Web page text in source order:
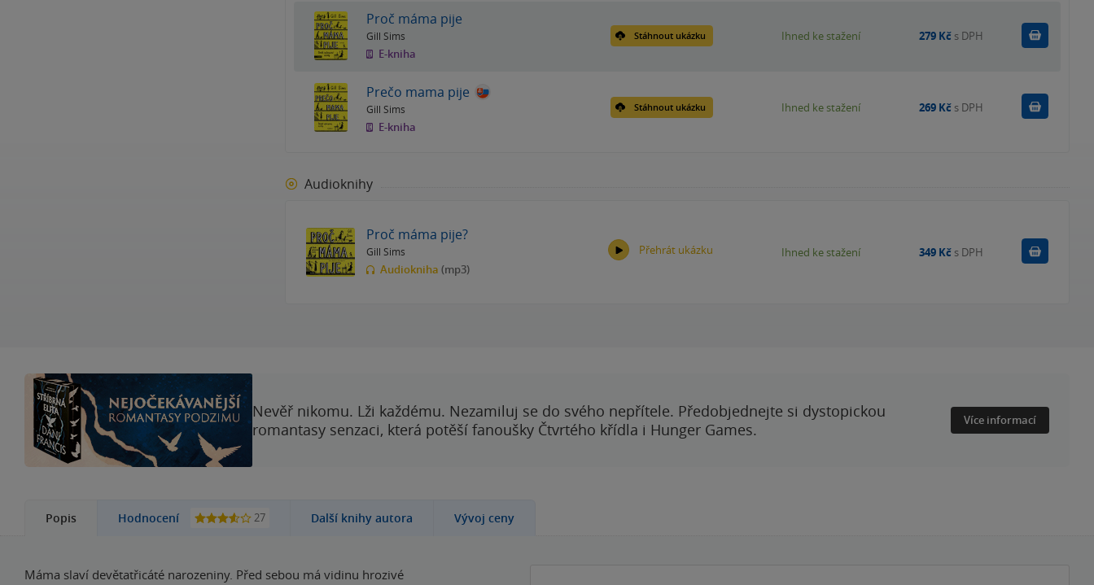
Proč máma pije
Gill Sims
E-kniha
Stáhnout ukázku Ihned ke stažení 279 Kč s DPH Koupit
Prečo mama pije
Gill Sims
E-kniha
Stáhnout ukázku Ihned ke stažení 269 Kč s DPH Koupit
Audioknihy
Proč máma pije?
Gill Sims
Audiokniha (mp3)
Přehrát ukázku Ihned ke stažení 349 Kč s DPH Koupit
Nevěř nikomu. Lži každému. Nezamiluj se do svého nepřítele. Předobjednejte si dystopickou
romantasy senzaci, která potěší fanoušky Čtvrtého křídla i Hunger Games.
Více informací
Popis Hodnocení 27 Další knihy autora Vývoj ceny
Máma slaví devětatřicáté narozeniny. Před sebou má vidinu hrozivé